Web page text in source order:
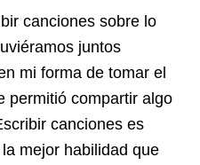
canciones sobre lo
juntos
mi forma de tomar el
permitió compartir algo
canciones es
mejor habilidad que